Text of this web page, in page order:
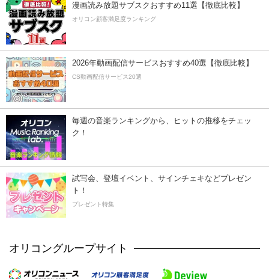
漫画読み放題サブスクおすすめ11選【徹底比較】
オリコン顧客満足度ランキング
2026年動画配信サービスおすすめ40選【徹底比較】
CS動画配信サービス20選
毎週の音楽ランキングから、ヒットの推移をチェッ
ク！
試写会、登壇イベント、サインチェキなどプレゼン
ト！
プレゼント特集
オリコングループサイト